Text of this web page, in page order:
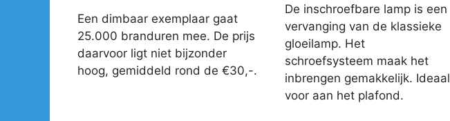
Een dimbaar exemplaar gaat
25.000 branduren mee. De prijs
daarvoor ligt niet bijzonder
hoog, gemiddeld rond de €30,-.
De inschroefbare lamp is een
vervanging van de klassieke
gloeilamp. Het
schroefsysteem maak het
inbrengen gemakkelijk. Ideaal
voor aan het plafond.